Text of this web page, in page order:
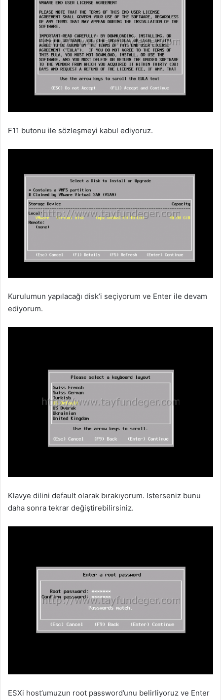
F11 butonu ile sözleşmeyi kabul ediyoruz.
Kurulumun yapılacağı disk’i seçiyorum ve Enter ile devam
ediyorum.
Klavye dilini default olarak bırakıyorum. Isterseniz bunu
daha sonra tekrar değiştirebilirsiniz.
ESXi host’umuzun root password’unu belirliyoruz ve Enter